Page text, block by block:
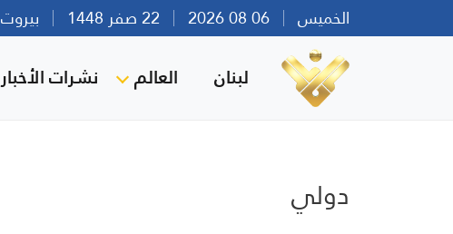
الخميس بيروت 09:55
لبنان العالم نشرات الأخبار
دولي